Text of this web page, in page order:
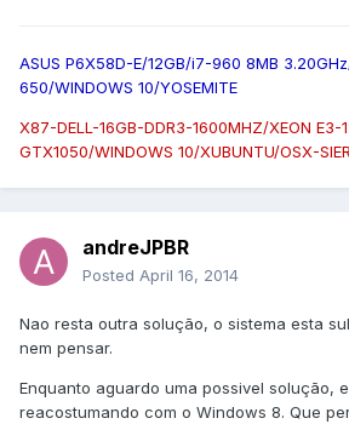
ASUS P6X58D-E/12GB/i7-960 8MB
650/WINDOWS 10/YOSEMITE
X87-DELL-16GB-DDR3-1600MHZ/XEON E3-
GTX1050/WINDOWS 10/XUBUNTU/OSX-
andreJPBR
Posted April 16, 2014
Nao resta outra solução, o sistema esta
nem pensar.
Enquanto aguardo uma possivel solução,
reacostumando com o Windows 8. Que